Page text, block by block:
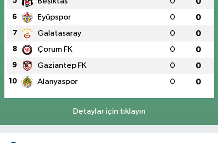
6 Eyüpspor 0 0
7 Galatasaray 0 0
8 Çorum FK 0 0
9 Gaziantep FK 0 0
10 Alanyaspor 0 0
Detaylar için tıklayın